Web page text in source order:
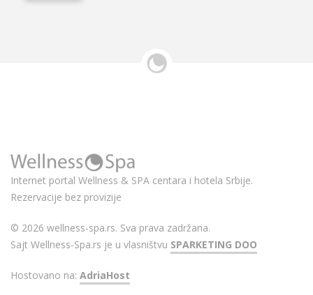
Internet portal Wellness & SPA centara i hotela Srbije.
Rezervacije bez provizije
© 2026 wellness-spa.rs. Sva prava zadržana.
Sajt Wellness-Spa.rs je u vlasništvu SPARKETING DOO
Hostovano na: AdriaHost